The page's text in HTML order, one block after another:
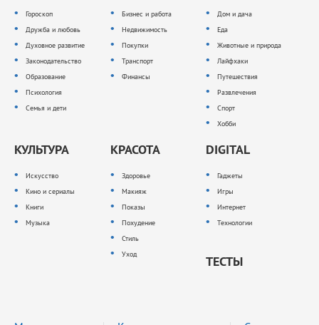
Гороскоп
Дружба и любовь
Духовное развитие
Законодательство
Образование
Психология
Семья и дети
Бизнес и работа
Недвижимость
Покупки
Транспорт
Финансы
Дом и дача
Еда
Животные и природа
Лайфхаки
Путешествия
Развлечения
Спорт
Хобби
КУЛЬТУРА
Искусство
Кино и сериалы
Книги
Музыка
КРАСОТА
Здоровье
Макияж
Показы
Похудение
Стиль
Уход
DIGITAL
Гаджеты
Игры
Интернет
Технологии
ТЕСТЫ